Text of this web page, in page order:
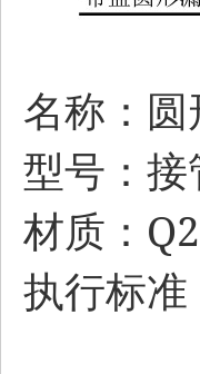
名称：圆
型号：接
材质：
执行标准